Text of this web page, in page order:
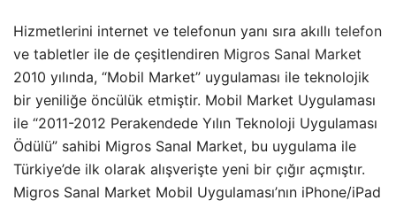
Hizmetlerini internet ve telefonun yanı sıra akıllı telefon
ve tabletler ile de çeşitlendiren Migros Sanal Market
2010 yılında, “Mobil Market” uygulaması ile teknolojik
bir yeniliğe öncülük etmiştir. Mobil Market Uygulaması
ile “2011-2012 Perakendede Yılın Teknoloji Uygulaması
Ödülü” sahibi Migros Sanal Market, bu uygulama ile
Türkiye’de ilk olarak alışverişte yeni bir çığır açmıştır.
Migros Sanal Market Mobil Uygulaması’nın iPhone/iPad